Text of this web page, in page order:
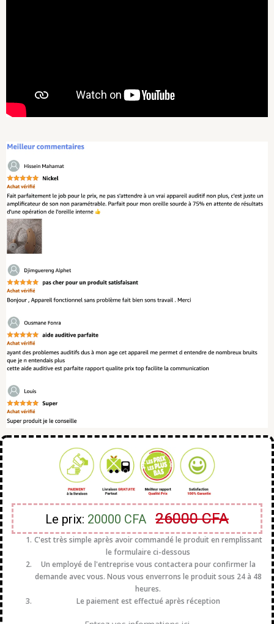
Le prix: 20000 CFA 26000 CFA
C'est très simple après avoir commandé le produit en remplissant
le formulaire ci-dessous
Un employé de l'entreprise vous contactera pour confirmer la
demande avec vous. Nous vous enverrons le produit sous 24 à 48
heures.
Le paiement est effectué après réception